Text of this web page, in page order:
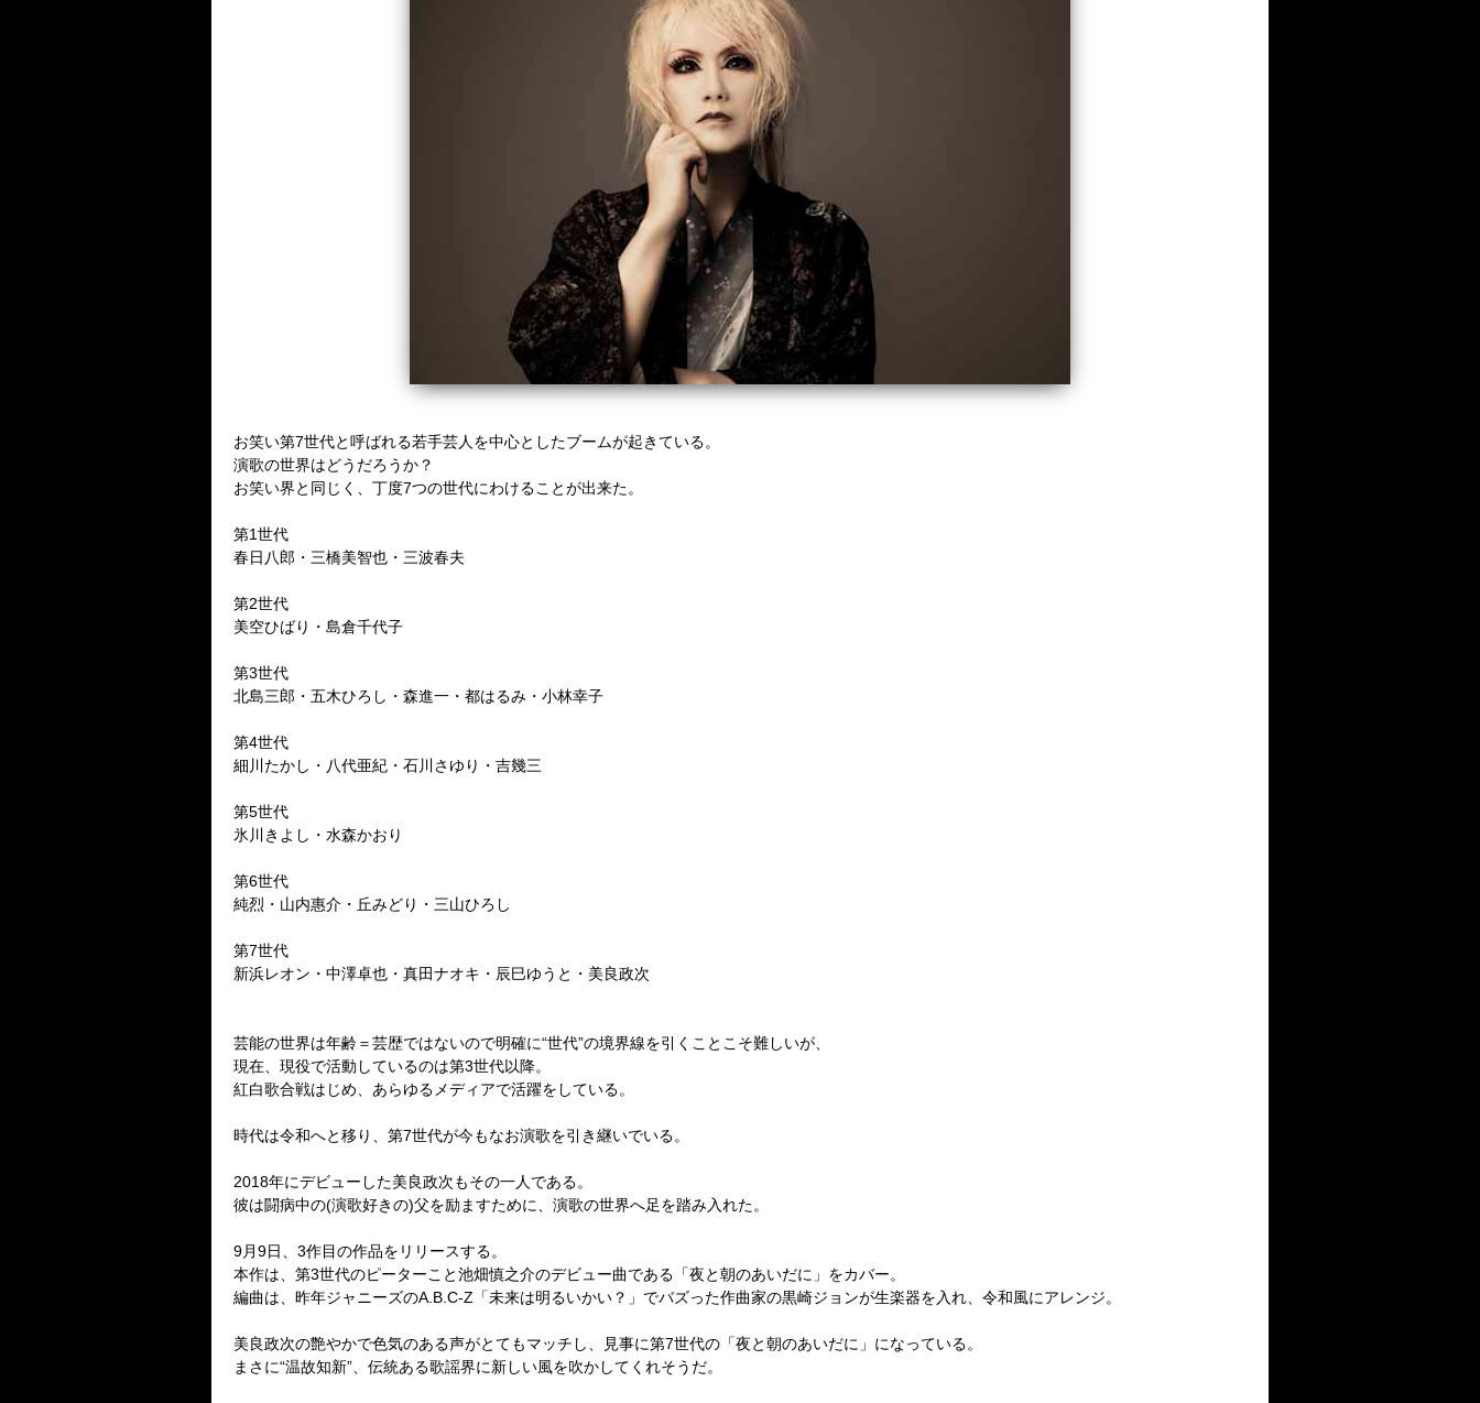
お笑い第7世代と呼ばれる若手芸人を中心としたブームが起きている。
演歌の世界はどうだろうか？
お笑い界と同じく、丁度7つの世代にわけることが出来た。
第1世代
春日八郎・三橋美智也・三波春夫
第2世代
美空ひばり・島倉千代子
第3世代
北島三郎・五木ひろし・森進一・都はるみ・小林幸子
第4世代
細川たかし・八代亜紀・石川さゆり・吉幾三
第5世代
氷川きよし・水森かおり
第6世代
純烈・山内惠介・丘みどり・三山ひろし
第7世代
新浜レオン・中澤卓也・真田ナオキ・辰巳ゆうと・美良政次
芸能の世界は年齢＝芸歴ではないので明確に“世代”の境界線を引くことこそ難しいが、
現在、現役で活動しているのは第3世代以降。
紅白歌合戦はじめ、あらゆるメディアで活躍をしている。
時代は令和へと移り、第7世代が今もなお演歌を引き継いでいる。
2018年にデビューした美良政次もその一人である。
彼は闘病中の(演歌好きの)父を励ますために、演歌の世界へ足を踏み入れた。
9月9日、3作目の作品をリリースする。
本作は、第3世代のピーターこと池畑慎之介のデビュー曲である「夜と朝のあいだに」をカバー。
編曲は、昨年ジャニーズのA.B.C-Z「未来は明るいかい？」でバズった作曲家の黒崎ジョンが生楽器を入れ、令和風にアレンジ。
美良政次の艶やかで色気のある声がとてもマッチし、見事に第7世代の「夜と朝のあいだに」になっている。
まさに“温故知新”、伝統ある歌謡界に新しい風を吹かしてくれそうだ。